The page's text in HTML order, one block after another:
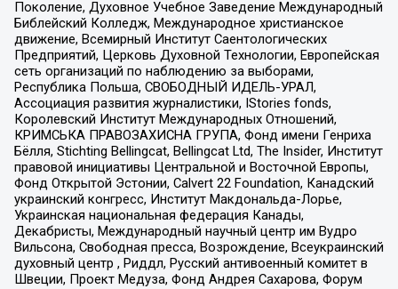
Поколение, Духовное Учебное Заведение Международный
Библейский Колледж, Международное христианское
движение, Всемирный Институт Саентологических
Предприятий, Церковь Духовной Технологии, Европейская
сеть организаций по наблюдению за выборами,
Республика Польша, СВОБОДНЫЙ ИДЕЛЬ-УРАЛ,
Ассоциация развития журналистики, IStories fonds,
Королевский Институт Международных Отношений,
КРИМСЬКА ПРАВОЗАХИСНА ГРУПА, Фонд имени Генриха
Бёлля, Stichting Bellingcat, Bellingcat Ltd, The Insider, Институт
правовой инициативы Центральной и Восточной Европы,
Фонд Открытой Эстонии, Calvert 22 Foundation, Канадский
украинский конгресс, Институт Макдональда-Лорье,
Украинская национальная федерация Канады,
Декабристы, Международный научный центр им Вудро
Вильсона, Свободная пресса, Возрождение, Всеукраинский
духовный центр , Риддл, Русский антивоенный комитет в
Швеции, Проект Медуза, Фонд Андрея Сахарова, Форум